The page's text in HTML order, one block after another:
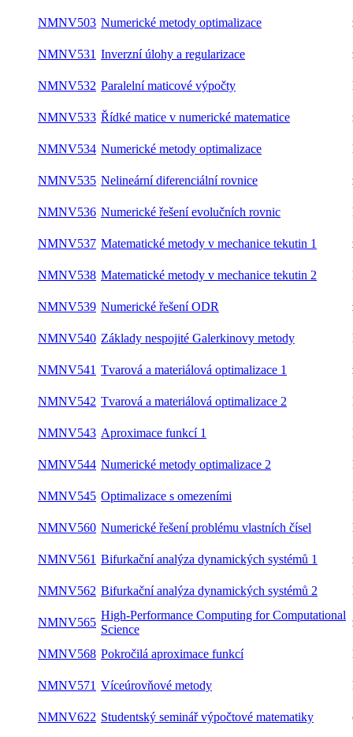
NMNV503 Numerické metody optimalizace
NMNV531 Inverzní úlohy a regularizace
NMNV532 Paralelní maticové výpočty
NMNV533 Řídké matice v numerické matematice
NMNV534 Numerické metody optimalizace
NMNV535 Nelineární diferenciální rovnice
NMNV536 Numerické řešení evolučních rovnic
NMNV537 Matematické metody v mechanice tekutin 1
NMNV538 Matematické metody v mechanice tekutin 2
NMNV539 Numerické řešení ODR
NMNV540 Základy nespojité Galerkinovy metody
NMNV541 Tvarová a materiálová optimalizace 1
NMNV542 Tvarová a materiálová optimalizace 2
NMNV543 Aproximace funkcí 1
NMNV544 Numerické metody optimalizace 2
NMNV545 Optimalizace s omezeními
NMNV560 Numerické řešení problému vlastních čísel
NMNV561 Bifurkační analýza dynamických systémů 1
NMNV562 Bifurkační analýza dynamických systémů 2
NMNV565
High-Performance Computing for
Computational Science
zimní
NMNV568 Pokročilá aproximace funkcí
NMNV571 Víceúrovňové metody
NMNV622 Studentský seminář výpočtové matematiky